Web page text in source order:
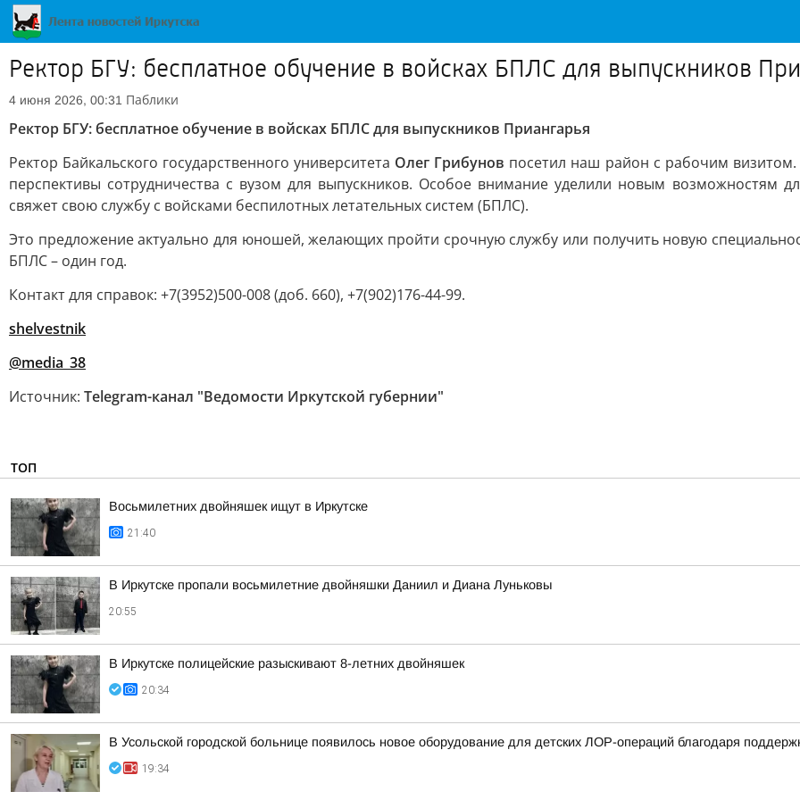
Ректор БГУ: бесплатное обучение в войсках БПЛС для выпускников
4 июня 2026, 00:31 Паблики
Ректор БГУ: бесплатное обучение в войсках БПЛС для выпускников Приангарья
Ректор Байкальского государственного университета Олег Грибунов посетил наш район с рабочим
перспективы сотрудничества с вузом для выпускников. Особое внимание уделили новым возможностям
свяжет свою службу с войсками беспилотных летательных систем (БПЛС).
Это предложение актуально для юношей, желающих пройти срочную службу или получить новую
БПЛС – один год.
Контакт для справок: +7(3952)500-008 (доб. 660), +7(902)176-44-99.
shelvestnik
@media_38
Источник: Telegram-канал "Ведомости Иркутской губернии"
ТОП
Восьмилетних двойняшек ищут в Иркутске
21:40
В Иркутске пропали восьмилетние двойняшки Даниил и Диана Луньковы
20:55
В Иркутске полицейские разыскивают 8-летних двойняшек
20:34
В Усольской городской больнице появилось новое оборудование для детских ЛОР-операций благодаря
19:34